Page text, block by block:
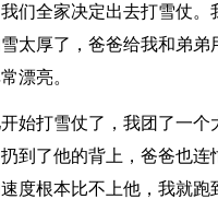
们全家决定出去打雪仗。
太厚了，爸爸给我和弟弟
漂亮。
始打雪仗了，我团了一个
到了他的背上，爸爸也连
度根本比不上他，我就跑